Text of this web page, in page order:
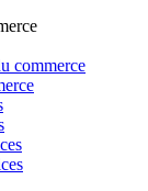
commerce